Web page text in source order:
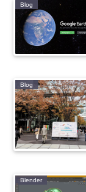
Blog
Blog
Blender